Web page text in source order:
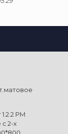
PM
с 2-х